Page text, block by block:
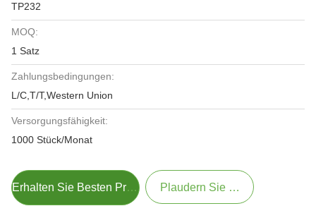
TP232
MOQ:
1 Satz
Zahlungsbedingungen:
L/C,T/T,Western Union
Versorgungsfähigkeit:
1000 Stück/Monat
Erhalten Sie Besten Preis Plaudern Sie Jetzt